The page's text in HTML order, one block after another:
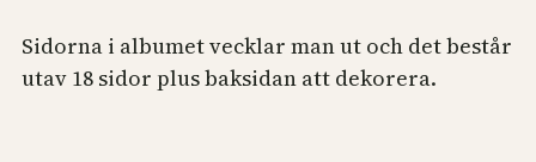
Sidorna i albumet vecklar man ut och det består
utav 18 sidor plus baksidan att dekorera.